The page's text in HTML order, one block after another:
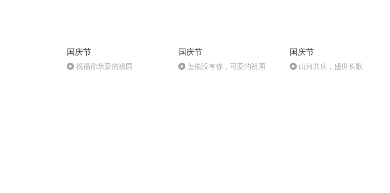
国庆节
祝福你亲爱的祖国
国庆节
怎能没有你，可爱的祖国
国庆节
山河共庆，盛世长歌